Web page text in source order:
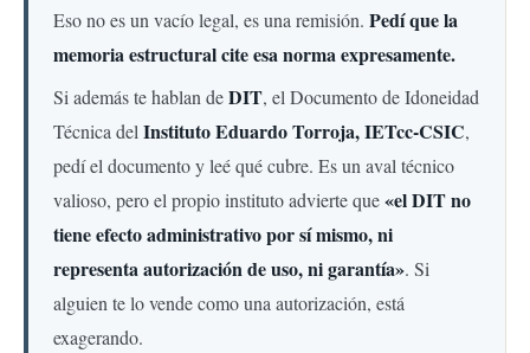
Eso no es un vacío legal, es una remisión. Pedí que la
memoria estructural cite esa norma expresamente.
Si además te hablan deDIT, el Documento de Idoneidad
Técnica del Instituto Eduardo Torroja, IETcc-CSIC,
pedí el documento y leé qué cubre. Es un aval técnico
valioso, pero el propio instituto advierte que«el DIT no
tiene efecto administrativo por sí mismo, ni
representa autorización de uso, ni garantía». Si
alguien te lo vende como una autorización, está
exagerando.